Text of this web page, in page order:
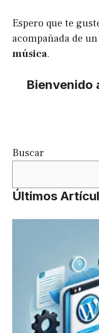
Espero que te
acompañada de un
música.
Bienvenido
Buscar
Últimos